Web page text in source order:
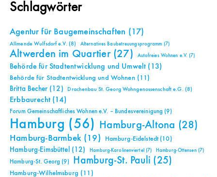
Schlagwörter
Agentur für Baugemeinschaften (17)
Allmende Wulfsdorf e.V. (8) Alternatives Baubetreuungsprogramm (7)
Altwerden im Quartier(27) Autofreies Wohnen e.V. (7)
Behörde für Stadtentwicklung und Umwelt (13)
Behörde für Stadtentwicklung und Wohnen(11)
Britta Becher(12) Drachenbau St. Georg Wohngenossenschaft e.G. (8)
Erbbaurecht(14)
Forum Gemeinschaftliches Wohnen e.V. – Bundesvereinigung (9)
Hamburg (56) Hamburg-Altona (28)
Hamburg-Barmbek (19) Hamburg-Eidelstedt(10)
Hamburg-Eimsbüttel (12) Hamburg-Karolinenviertel (7) Hamburg-Ottensen(7)
Hamburg-St. Georg (9) Hamburg-St. Pauli (25)
Hamburg-Wilhelmsburg (11)